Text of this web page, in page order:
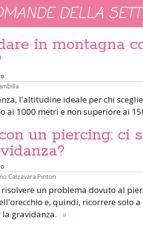
DELLA
in montagna
l'altitudine ideale per chi
ai 1000 metri e non superiore ai
un piercing: ci
Calzavara Pinton
risolvere un problema dovuto al
e, quindi, ricorrere solo a
gravidanza. »